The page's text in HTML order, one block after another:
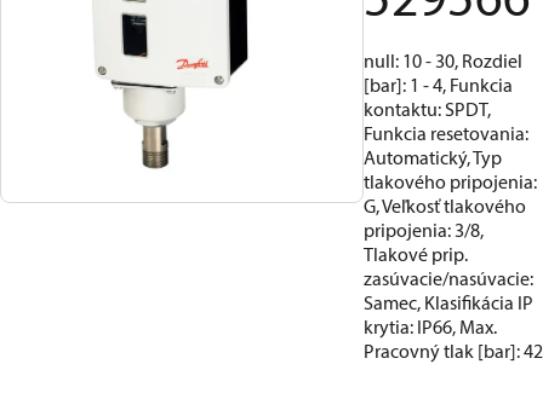
null: 10 - 30, Rozdiel
[bar]: 1 - 4, Funkcia
kontaktu: SPDT,
Funkcia resetovania:
Automatický, Typ
tlakového pripojenia:
G, Veľkosť tlakového
pripojenia: 3/8,
Tlakové prip.
zasúvacie/nasúvacie:
Samec, Klasifikácia IP
krytia: IP66, Max.
Pracovný tlak [bar]: 42